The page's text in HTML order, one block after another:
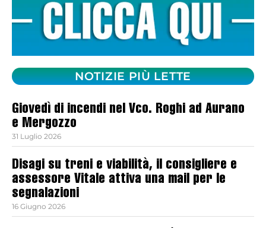
NOTIZIE PIÙ LETTE
Giovedì di incendi nel Vco. Roghi ad Aurano
e Mergozzo
31 Luglio 2026
Disagi su treni e viabilità, il consigliere e
assessore Vitale attiva una mail per le
segnalazioni
16 Giugno 2026